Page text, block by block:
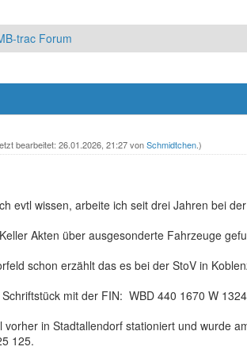
trac Forum
bearbeitet: 26.01.2026, 21:27 vonSchmidtchen.)
evtl wissen, arbeite ich seit drei Jahren bei
Akten über ausgesonderte Fahrzeuge
schon erzählt das es bei der StoV in
mit der FIN: WBD 440 1670 W
vorher in Stadtallendorf stationiert und wurde
125.